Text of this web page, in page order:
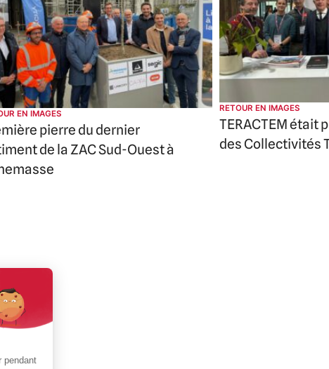
EN IMAGES
pierre du dernier
de la ZAC Sud-Ouest à
RETOUR EN IMAGES
TERACTEM était
des Collectivités
50 08 31